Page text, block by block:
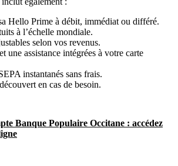
Hello Prime à débit, immédiat ou différé.
à l’échelle mondiale.
selon vos revenus.
une assistance intégrées à votre carte
instantanés sans frais.
en cas de besoin.
Banque Populaire Occitane : accédez